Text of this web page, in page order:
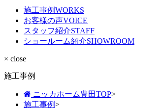
施工事例WORKS
お客様の声VOICE
スタッフ紹介STAFF
ショールーム紹介SHOWROOM
× close
施工事例
ニッカホーム豊田TOP>
施工事例>